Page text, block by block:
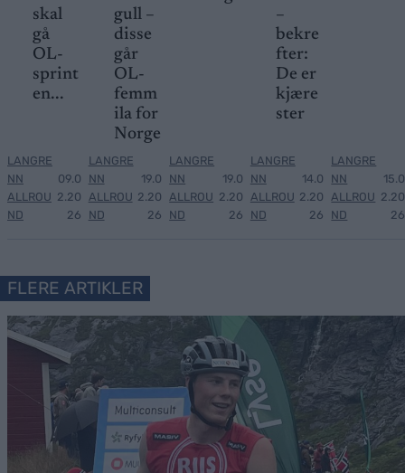
skal
gå
OL-
sprint
en...
LANGRE
NN
ALLROU
ND
09.0
2.20
26
gull –
disse
går
OL-
femm
ila for
Norge
LANGRE
NN
ALLROU
ND
19.0
2.20
26
LANGRE
NN
ALLROU
ND
19.0
2.20
26
–
bekre
fter:
De er
kjære
ster
LANGRE
NN
ALLROU
ND
14.0
2.20
26
LANGRE
NN
ALLROU
ND
15.0
2.20
26
FLERE ARTIKLER